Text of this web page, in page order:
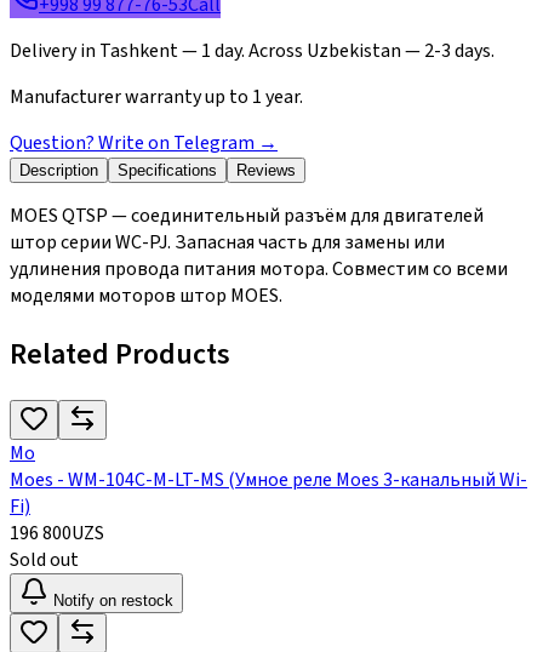
Delivery in Tashkent — 1 day. Across Uzbekistan — 2-3 days.
Manufacturer warranty up to 1 year.
Question? Write on Telegram →
Description Specifications Reviews
MOES QTSP — соединительный разъём для двигателей
штор серии WC-PJ. Запасная часть для замены или
удлинения провода питания мотора. Совместим со всеми
моделями моторов штор MOES.
Related Products
Mo
Moes - WM-104C-M-LT-MS (Умное реле Moes 3-канальный Wi-
Fi)
196 800UZS
Sold out
Notify on restock